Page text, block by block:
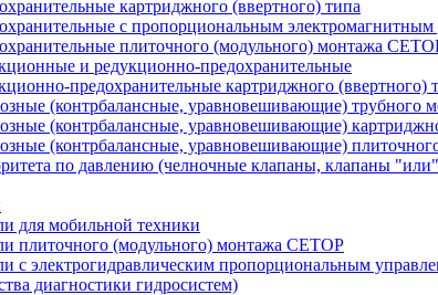
картриджного (ввертного) типа
с пропорциональным
плиточного (модульного) монтажа
и редукционно-предохранительные
предохранительные картриджного (ввертного)
(контрбалансные, уравновешивающие) трубного
(контрбалансные, уравновешивающие)
(контрбалансные, уравновешивающие)
по давлению (челночные клапаны, клапаны
для мобильной техники
плиточного (модульного) монтажа СЕТОР
с электрогидравлическим пропорциональным
диагностики гидросистем)